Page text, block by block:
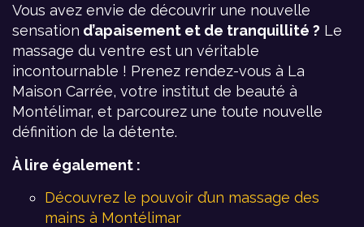
Vous avez envie de découvrir une nouvelle
sensation d’apaisement et de tranquillité ? Le
massage du ventre est un véritable
incontournable ! Prenez rendez-vous à La
Maison Carrée, votre institut de beauté à
Montélimar, et parcourez une toute nouvelle
définition de la détente.
À lire également :
Découvrez le pouvoir d’un massage des
mains à Montélimar